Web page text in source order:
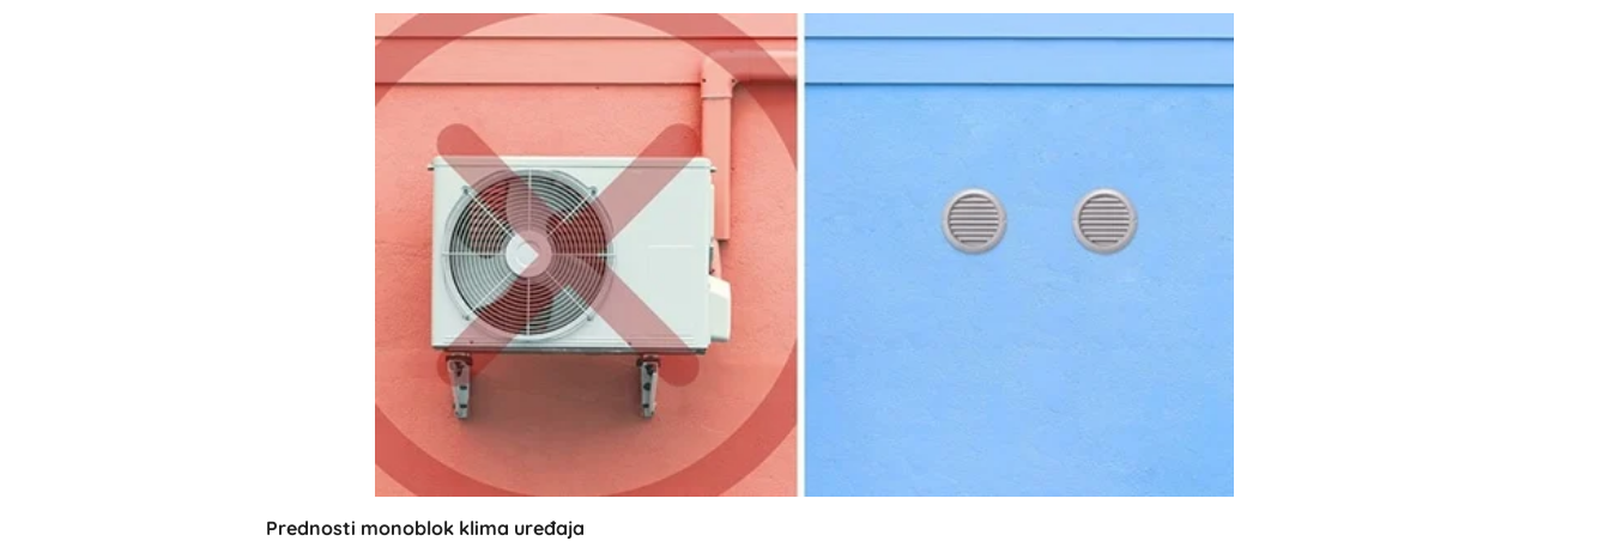
Prednosti monoblok klima uređaja